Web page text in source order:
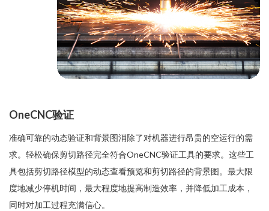
OneCNC验证
准确可靠的动态验证和背景图消除了对机器进行昂贵的空运行的需
求。轻松确保剪切路径完全符合OneCNC验证工具的要求。这些工
具包括剪切路径模型的动态查看预览和剪切路径的背景图。最大限
度地减少停机时间，最大程度地提高制造效率，并降低加工成本，
同时对加工过程充满信心。